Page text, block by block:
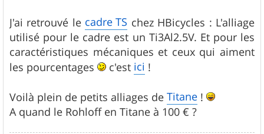
J'ai retrouvé le cadre TS chez HBicycles : L'alliage
utilisé pour le cadre est un Ti3Al2.5V. Et pour les
caractéristiques mécaniques et ceux qui aiment
les pourcentages
c'est ici !
Voilà plein de petits alliages de Titane !
A quand le Rohloff en Titane à 100 € ?